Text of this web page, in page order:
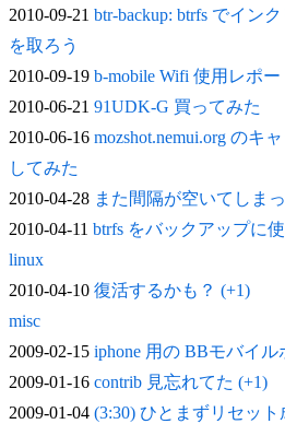
2010-09-21 btr-backup: btrfs でイン
を取ろう
2010-09-19 b-mobile Wifi 使用レポー
2010-06-21 91UDK-G 買ってみた
2010-06-16 mozshot.nemui.org のキ
してみた
2010-04-28 また間隔が空いてしま
2010-04-11 btrfs をバックアップに
linux
2010-04-10 復活するかも？ (+1)
misc
2009-02-15 iphone 用の BBモバイ
2009-01-16 contrib 見忘れてた (+1)
2009-01-04 (3:30) ひとまずリセット